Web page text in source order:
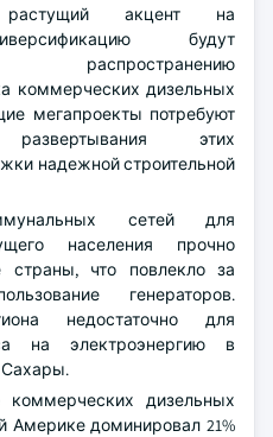
акцент на
будут
распространению
коммерческих дизельных
мегапроекты потребуют
развертывания этих
надежной строительной
сетей для
населения прочно
страны, что повлекло за
генераторов.
недостаточно для
на электроэнергию в
Сахары.
дизельных
Америке доминировал 21%